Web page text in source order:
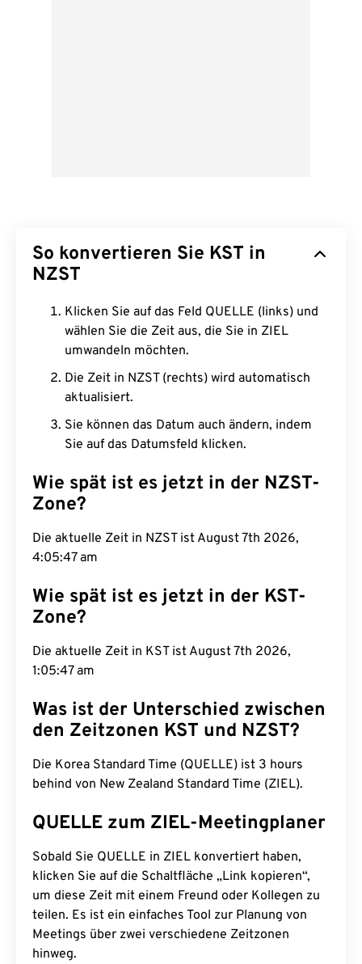
So konvertieren Sie KST in
NZST
Klicken Sie auf das Feld QUELLE (links) und
wählen Sie die Zeit aus, die Sie in ZIEL
umwandeln möchten.
Die Zeit in NZST (rechts) wird automatisch
aktualisiert.
Sie können das Datum auch ändern, indem
Sie auf das Datumsfeld klicken.
Wie spät ist es jetzt in der NZST-
Zone?
Die aktuelle Zeit in NZST ist August 7th 2026,
4:05:48 am
Wie spät ist es jetzt in der KST-
Zone?
Die aktuelle Zeit in KST ist August 7th 2026,
1:05:48 am
Was ist der Unterschied zwischen
den Zeitzonen KST und NZST?
Die Korea Standard Time (QUELLE) ist 3 hours
behind von New Zealand Standard Time (ZIEL).
QUELLE zum ZIEL-Meetingplaner
Sobald Sie QUELLE in ZIEL konvertiert haben,
klicken Sie auf die Schaltfläche „Link kopieren“,
um diese Zeit mit einem Freund oder Kollegen zu
teilen. Es ist ein einfaches Tool zur Planung von
Meetings über zwei verschiedene Zeitzonen
hinweg.